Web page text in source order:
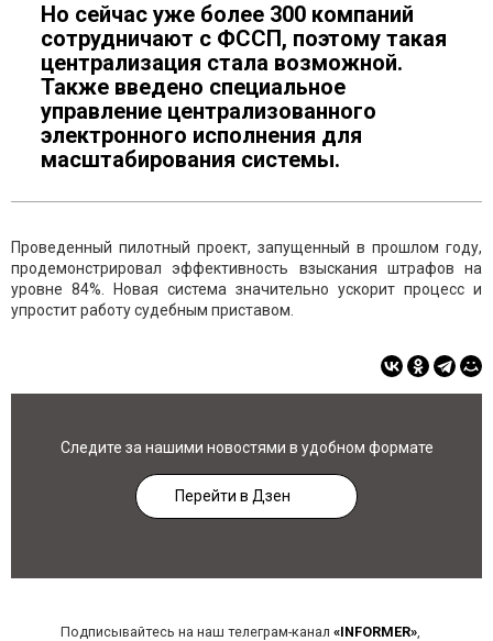
Но сейчас уже более 300 компаний
сотрудничают с ФССП, поэтому такая
централизация стала возможной.
Также введено специальное
управление централизованного
электронного исполнения для
масштабирования системы.
Проведенный пилотный проект, запущенный в прошлом году,
продемонстрировал эффективность взыскания штрафов на
уровне 84%. Новая система значительно ускорит процесс и
упростит работу судебным приставом.
Следите за нашими новостями в удобном формате
Перейти в Дзен
Подписывайтесь на наш телеграм-канал «INFORMER»,